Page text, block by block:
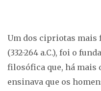
Um dos cipriotas mais
(332-264 a.C.), foi o
filosófica que, há mais
ensinava que os